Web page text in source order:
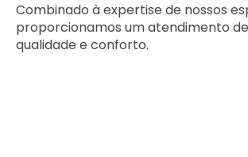
Combinado à expertise de nossos
proporcionamos um atendimento
qualidade e conforto.